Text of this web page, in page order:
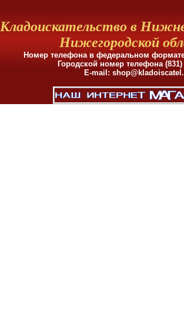
Кладоискательство в
Нижегородской
Номер телефона в федеральном
Городской номер телефона (831)
E-mail: